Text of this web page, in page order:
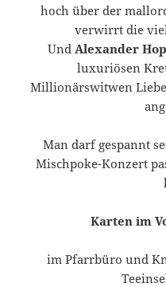
hoch über der
verwirrt die
Und Alexander
luxuriösen
Millionärswitwen
Man darf gespannt
Mischpoke-Konzert
Karten im
im Pfarrbüro und